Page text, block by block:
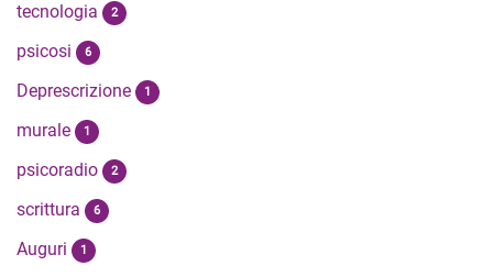
tecnologia 2
psicosi 6
Deprescrizione 1
murale 1
psicoradio 2
scrittura 6
Auguri 1